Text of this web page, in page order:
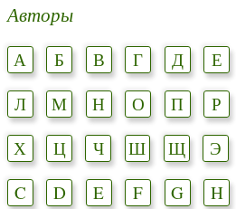
Авторы
А Б В Г Д Е
Л
М Н О П Р
Х
Ц Ч Ш Щ Э
C
D E F G H